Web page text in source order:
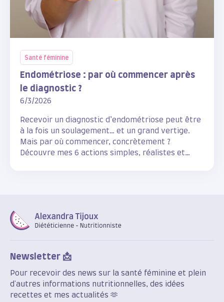
Santé féminine
Endométriose : par où commencer après
le diagnostic ?
6/3/2026
Recevoir un diagnostic d’endométriose peut être
à la fois un soulagement… et un grand vertige.
Mais par où commencer, concrètement ?
Découvre mes 6 actions simples, réalistes et
Newsletter 📩
Pour recevoir des news sur la santé féminine et plein
d'autres informations nutritionnelles, des idées
recettes et mes actualités 🫶